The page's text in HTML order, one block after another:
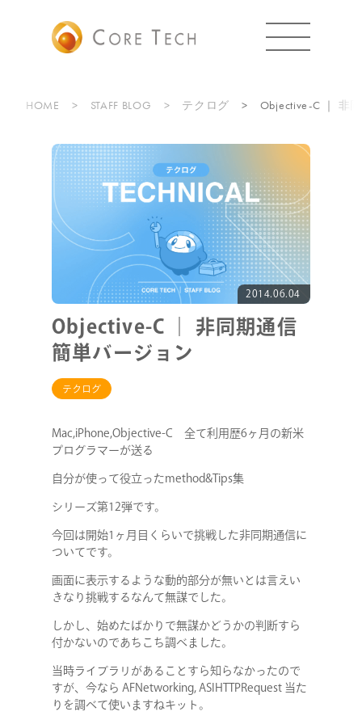
HOME STAFF BLOG テクログ Objective-C ｜ 非
2014.06.04
Objective-C ｜ 非同期通信
簡単バージョン
テクログ
Mac,iPhone,Objective-C 全て利用歴6ヶ月の新米
プログラマーが送る
自分が使って役立ったmethod&Tips集
シリーズ第12弾です。
今回は開始1ヶ月目くらいで挑戦した非同期通信に
ついてです。
画面に表示するような動的部分が無いとは言えい
きなり挑戦するなんて無謀でした。
しかし、始めたばかりで無謀かどうかの判断すら
付かないのであちこち調べました。
当時ライブラリがあることすら知らなかったので
すが、今なら AFNetworking, ASIHTTPRequest 当た
りを調べて使いますねキット。